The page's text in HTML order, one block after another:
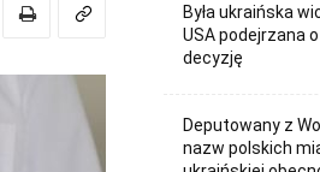
Była ukraińska
USA podejrzana
decyzję
Deputowany z
nazw polskich